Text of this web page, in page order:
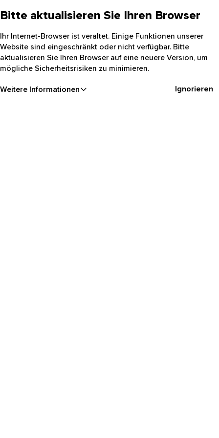
Bitte aktualisieren Sie Ihren Browser
Ihr Internet-Browser ist veraltet. Einige Funktionen unserer
Website sind eingeschränkt oder nicht verfügbar. Bitte
aktualisieren Sie Ihren Browser auf eine neuere Version, um
mögliche Sicherheitsrisiken zu minimieren.
Weitere Informationen Ignorieren